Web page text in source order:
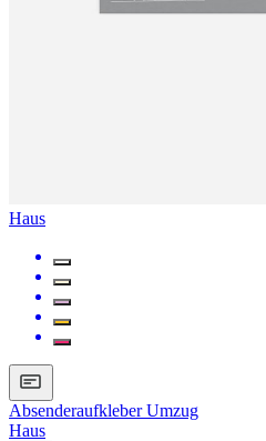
Haus
Absenderaufkleber Umzug
Haus